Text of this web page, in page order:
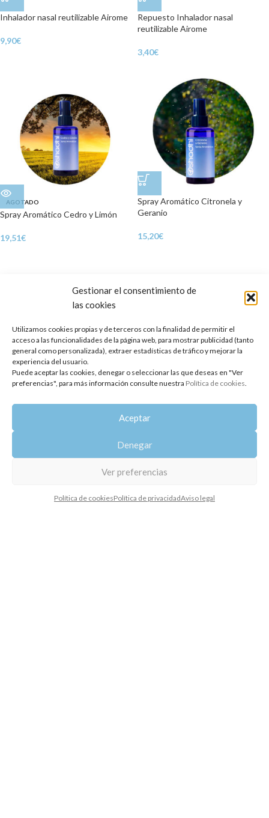
Gestionar el consentimiento de
las cookies
Utilizamos cookies propias y de terceros con la finalidad de permitir el
acceso a las funcionalidades de la página web, para mostrar publicidad (tanto
general como personalizada), extraer estadísticas de tráfico y mejorar la
experiencia del usuario.
Puede aceptar las cookies, denegar o seleccionar las que deseas en "Ver
preferencias", para más información consulte nuestra Política de cookies.
Aceptar
Denegar
Ver preferencias
Política de cookiesPolítica de privacidadAviso legal
Inhalador nasal reutilizable Airome
9,90€
Repuesto Inhalador nasal
reutilizable Airome
3,40€
AGOTADO
Spray Aromático Cedro y Limón
19,51€
Spray Aromático Citronela y
Geranio
15,20€
Spray Aromático Frescura AGOTADO
18,90